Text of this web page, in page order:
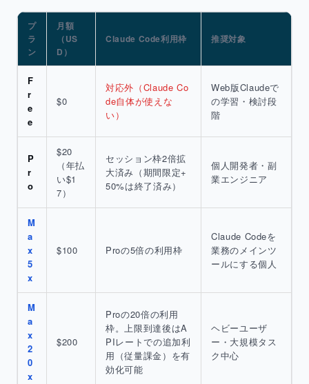
プ
ラ
ン
月額
（US
D）
Claude Code利用枠 推奨対象
F
r
e
e
$0
対応外（Claude Co
de自体が使えな
い）
Web版Claudeで
の学習・検討段
階
P
r
o
$20
（年払
い$1
7）
セッション枠2倍拡
大済み（期間限定+
50%は終了済み）
個人開発者・副
業エンジニア
M
a
x
5
x
$100 Proの5倍の利用枠
Claude Codeを
業務のメインツ
ールにする個人
M
a
x
2
0
x
$200
Proの20倍の利用
枠。上限到達後はA
PIレートでの追加利
用（従量課金）を有
効化可能
ヘビーユーザ
ー・大規模タス
ク中心